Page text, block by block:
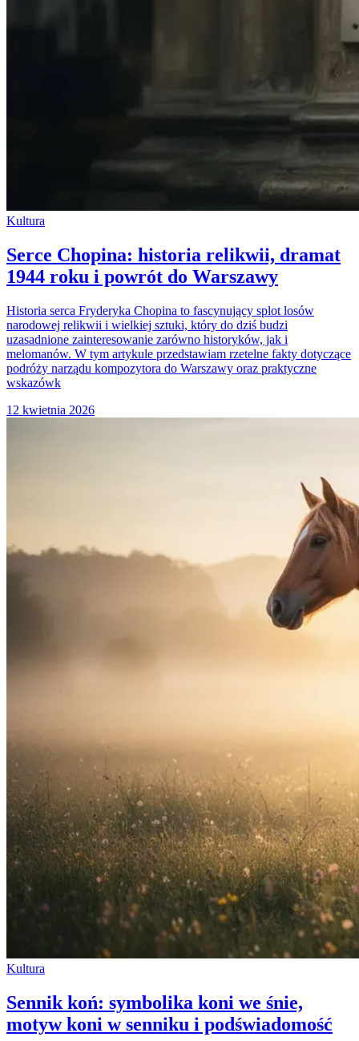
Kultura
Serce Chopina: historia relikwii, dramat
1944 roku i powrót do Warszawy
Historia serca Fryderyka Chopina to fascynujący splot losów
narodowej relikwii i wielkiej sztuki, który do dziś budzi
uzasadnione zainteresowanie zarówno historyków, jak i
melomanów. W tym artykule przedstawiam rzetelne fakty dotyczące
podróży narządu kompozytora do Warszawy oraz praktyczne
wskazówk
12 kwietnia 2026
Kultura
Sennik koń: symbolika koni we śnie,
motyw koni w senniku i podświadomość